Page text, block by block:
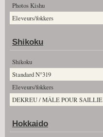
Photos Kishu
Eleveurs/fokkers
Shikoku
Shikoku
Standard N°319
Eleveurs/fokkers
DEKREU / MÂLE POUR SAILLIE
Hokkaido